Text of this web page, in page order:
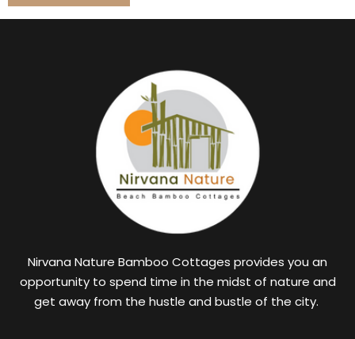
Nirvana Nature Bamboo Cottages provides you an
opportunity to spend time in the midst of nature and
get away from the hustle and bustle of the city.